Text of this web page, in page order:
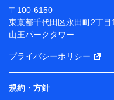
ため
（各サービスで取得
トの閲覧履歴、購買
ータを分析して、お
サービス・商品等に
ことがあります。）
各種セミナーの開催
コンサルティングサ
アンケートやキャン
〒100-6150
東京都千代田区永田町2丁目
山王パークタワー
プライバシーポリシー
規約・方針